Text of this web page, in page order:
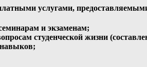
услугами,
и экзаменам;
студенческой жизни